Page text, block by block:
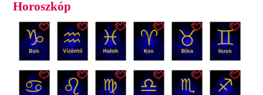
Horoszkóp